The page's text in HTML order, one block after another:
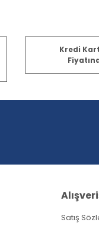
açıklamalarında ve
ederiz.
görüntülenemiyor.
bulunuyor.
Kredi
Satış